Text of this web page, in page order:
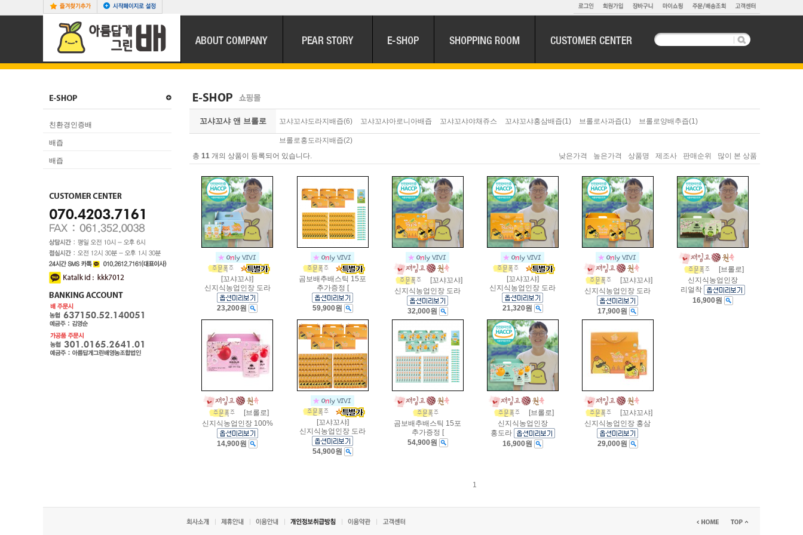
친환경인증배
배즙
배즙
꼬샤꼬샤 앤 브롤로 꼬샤꼬샤도라지배즙(6) 꼬샤꼬샤아로니아배즙 꼬샤꼬샤야채쥬스 꼬샤꼬샤홍삼배즙(1) 브롤로사과즙(1) 브롤로양배추즙(1)
브롤로홍도라지배즙(2)
총 11 개의 상품이 등록되어 있습니다. 낮은가격 높은가격 상품명 제조사 판매순위 많이 본 상품
[꼬샤꼬샤]
신지식농업인장 도라
23,200원
곰보배추배스틱 15포
추가증정 [
59,900원
[꼬샤꼬샤]
신지식농업인장 도라
32,000원
[꼬샤꼬샤]
신지식농업인장 도라
21,320원
[꼬샤꼬샤]
신지식농업인장 도라
17,900원
[브롤로]
신지식농업인장
리얼착
16,900원
[브롤로]
신지식농업인장 100%
14,900원
[꼬샤꼬샤]
신지식농업인장 도라
54,900원
곰보배추배스틱 15포
추가증정 [
54,900원
[브롤로]
신지식농업인장
홍도라
16,900원
[꼬샤꼬샤]
신지식농업인장 홍삼
29,000원
1